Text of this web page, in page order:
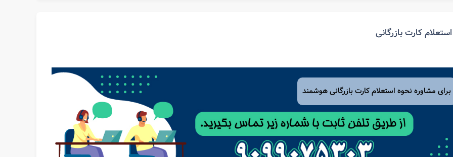
استعلام کارت بازرگانی
برای مشاوره نحوه استعلام کارت بازرگانی هوشمند